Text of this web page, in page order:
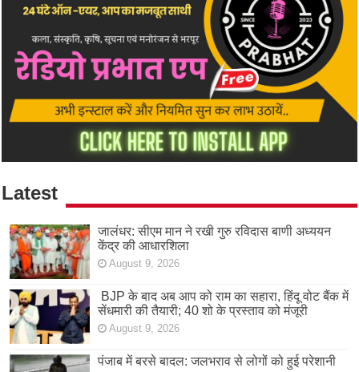
Latest
जालंधर: सीएम मान ने रखी गुरु रविदास बाणी अध्ययन
केंद्र की आधारशिला
August 9, 2026
BJP के बाद अब आप को राम का सहारा, हिंदू वोट बैंक में
सेंधमारी की तैयारी; 40 शो के प्रस्ताव को मंजूरी
August 9, 2026
पंजाब में बरसे बादल: जलभराव से लोगों को हुई परेशानी